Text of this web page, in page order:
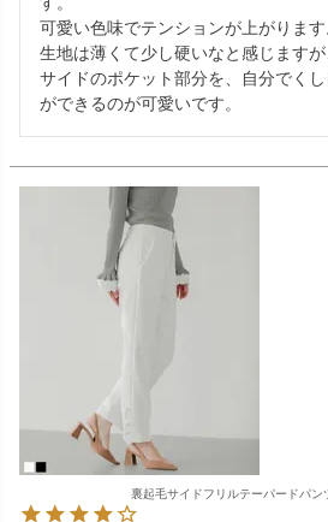
可愛い色味でテンションが上がります
生地は薄くて少し硬いなと感じますが
サイドのポケット部分を、自分でく
ができるのが可愛いです。
裏起毛サイドフリルテーパードパン